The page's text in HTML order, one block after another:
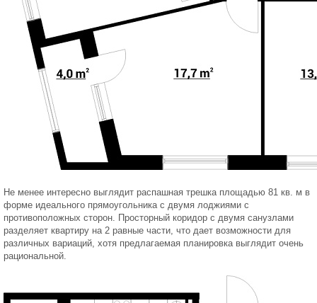
Не менее интересно выглядит распашная трешка площадью 81 кв. м в
форме идеального прямоугольника с двумя лоджиями с
противоположных сторон. Просторный коридор с двумя санузлами
разделяет квартиру на 2 равные части, что дает возможности для
различных вариаций, хотя предлагаемая планировка выглядит очень
рациональной.